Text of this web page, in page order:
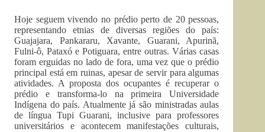
Hoje seguem vivendo no prédio perto de 20 pessoas,
representando etnias de diversas regiões do país:
Guajajara, Pankararu, Xavante, Guarani, Apurinã,
Fulni-ô, Pataxó e Potiguara, entre outras. Várias casas
foram erguidas no lado de fora, uma vez que o prédio
principal está em ruinas, apesar de servir para algumas
atividades. A proposta dos ocupantes é recuperar o
prédio e transforma-lo na primeira Universidade
Indígena do país. Atualmente já são ministradas aulas
de língua Tupi Guarani, inclusive para professores
universitários e acontecem manifestações culturais,